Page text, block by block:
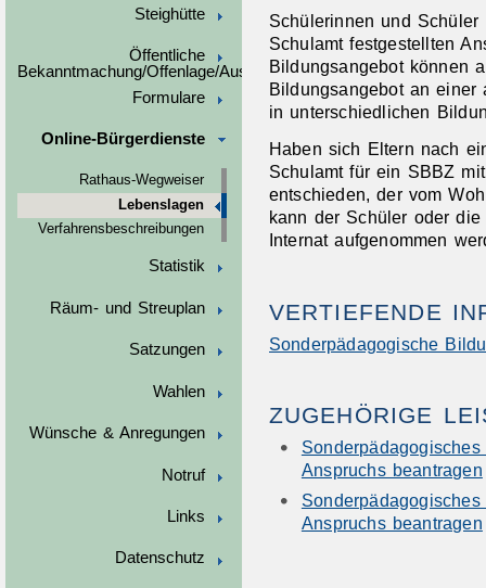
Steighütte
Öffentliche
Bekanntmachung/Offenlage/Ausschreibungen
Formulare
Online-Bürgerdienste
Rathaus-Wegweiser
Lebenslagen
Verfahrensbeschreibungen
Statistik
Räum- und Streuplan
Satzungen
Wahlen
Wünsche & Anregungen
Notruf
Links
Datenschutz
Schülerinnen und
Schulamt festgestellten
Bildungsangebot können
Bildungsangebot an
in unterschiedlichen
Haben sich Eltern nach
Schulamt für ein SBBZ
entschieden, der vom
kann der Schüler oder
Internat aufgenommen
VERTIEFENDE
Sonderpädagogische
ZUGEHÖRIGE
Anspruchs beantragen
Anspruchs beantragen